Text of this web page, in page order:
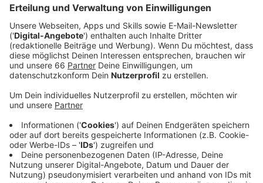
Woche heute Morgen mit 201,1 an. Der bisherige
Rekordwert wurde auf dem Höhepunkt der zweiten
Corona-Welle Ende Dezember vergangenen Jahres
mit 197,6 erreicht.
Veröffentlicht:Montag, 08.11.2021 05:15
Anzeige
Mittlerweile sind aber hier in Deutschland wesentlich
mehr Menschen geimpft; gerade bei den älteren
Menschen. Experten gehen deshalb davon aus, dass